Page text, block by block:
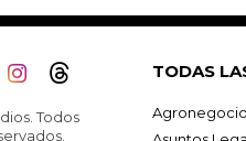
Todos
TODAS